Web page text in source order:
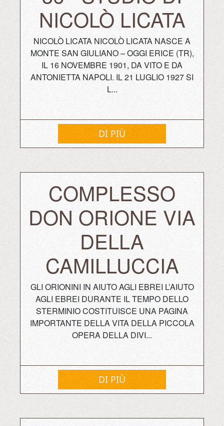
NICOLÒ LICATA
NICOLÒ LICATA NICOLÒ LICATA NASCE A
MONTE SAN GIULIANO – OGGI ERICE (TR),
IL 16 NOVEMBRE 1901, DA VITO E DA
ANTONIETTA NAPOLI. IL 21 LUGLIO 1927 SI
L...
DI PIÙ
COMPLESSO
DON ORIONE VIA
DELLA
CAMILLUCCIA
GLI ORIONINI IN AIUTO AGLI EBREI L’AIUTO
AGLI EBREI DURANTE IL TEMPO DELLO
STERMINIO COSTITUISCE UNA PAGINA
IMPORTANTE DELLA VITA DELLA PICCOLA
OPERA DELLA DIVI...
DI PIÙ